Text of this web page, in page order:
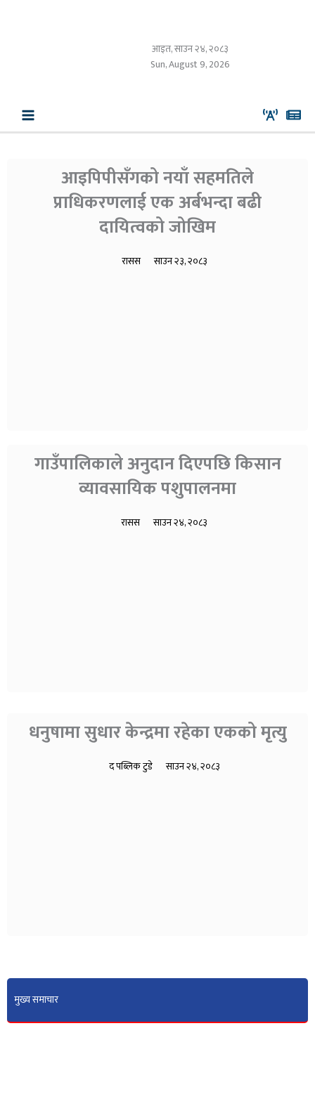
आइत, साउन २४, २०८३
Sun, August 9, 2026
आइपिपीसँगको नयाँ सहमतिले
प्राधिकरणलाई एक अर्बभन्दा बढी
दायित्वको जोखिम
रासस साउन २३, २०८३
गाउँपालिकाले अनुदान दिएपछि किसान
व्यावसायिक पशुपालनमा
रासस साउन २४, २०८३
धनुषामा सुधार केन्द्रमा रहेका एकको मृत्यु
द पब्लिक टुडे साउन २४, २०८३
मुख्य समाचार